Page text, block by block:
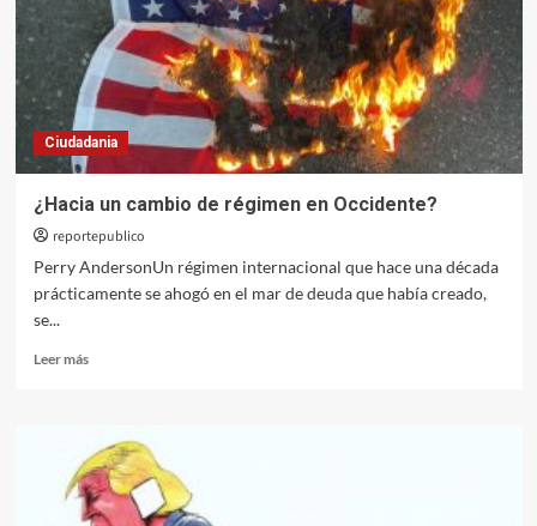
Ciudadania
¿Hacia un cambio de régimen en Occidente?
reportepublico
Perry AndersonUn régimen internacional que hace una década
prácticamente se ahogó en el mar de deuda que había creado,
se...
Leer másLeer
un
cambio
de
régimen